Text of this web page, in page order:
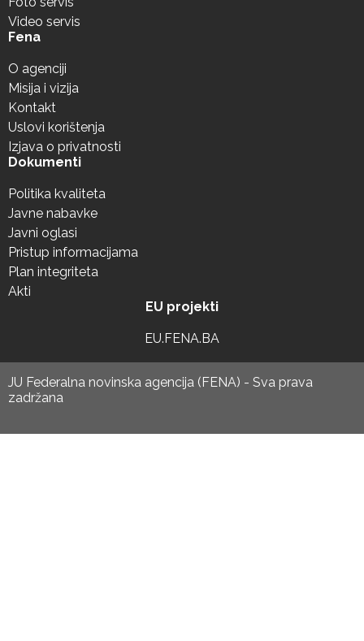
Video servis
Fena
O agenciji
Misija i vizija
Kontakt
Uslovi korištenja
Izjava o privatnosti
Dokumenti
Politika kvaliteta
Javne nabavke
Javni oglasi
Pristup informacijama
Plan integriteta
Akti
EU projekti
EU.FENA.BA
JU Federalna novinska agencija (FENA) - Sva prava
zadržana